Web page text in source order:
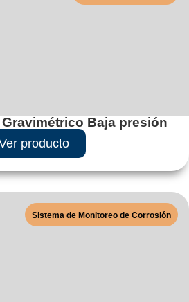
Baja presión
producto
Sistema de Monitoreo de Corrosión